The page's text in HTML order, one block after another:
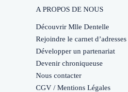
A PROPOS DE NOUS
Découvrir Mlle Dentelle
Rejoindre le carnet d’adresses
Développer un partenariat
Devenir chroniqueuse
Nous contacter
CGV / Mentions Légales